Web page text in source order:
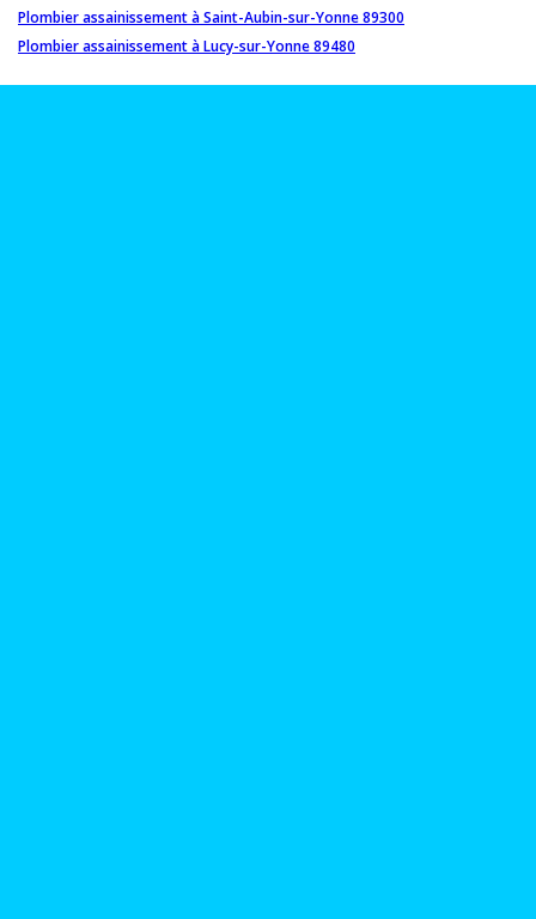
Plombier assainissement à Saint-Aubin-sur-Yonne 89300
Plombier assainissement à Lucy-sur-Yonne 89480